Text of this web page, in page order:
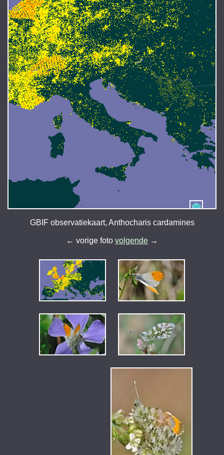
GBIF observatiekaart, Anthocharis cardamines
← vorige foto volgende →